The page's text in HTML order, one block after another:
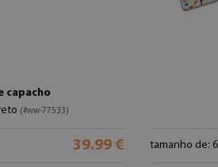
capacho
(#ww-77533)
39.99 € tamanho de: